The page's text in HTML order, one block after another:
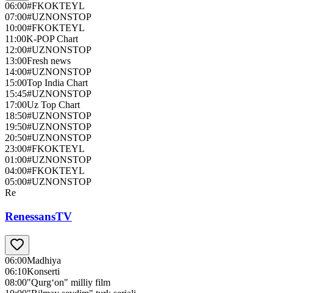
06:00#FKOKTEYL
07:00#UZNONSTOP
10:00#FKOKTEYL
11:00K-POP Chart
12:00#UZNONSTOP
13:00Fresh news
14:00#UZNONSTOP
15:00Top India Chart
15:45#UZNONSTOP
17:00Uz Top Chart
18:50#UZNONSTOP
19:50#UZNONSTOP
20:50#UZNONSTOP
23:00#FKOKTEYL
01:00#UZNONSTOP
04:00#FKOKTEYL
05:00#UZNONSTOP
Re
RenessansTV
06:00Madhiya
06:10Konserti
08:00"Qurg‘on" milliy film